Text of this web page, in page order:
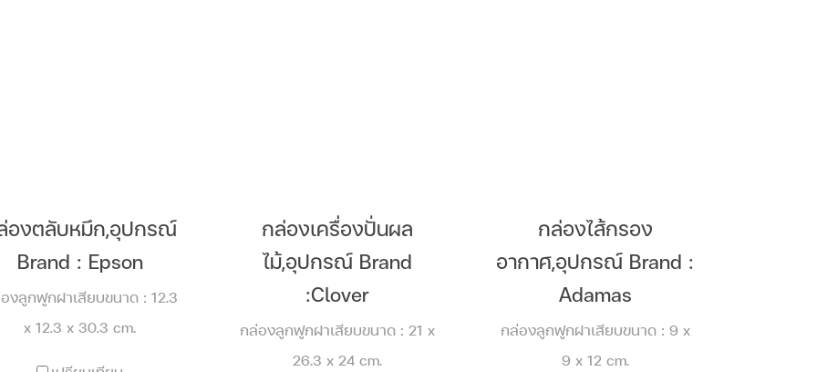
องตลับหมึก,อุปกรณ์
Brand : Epson
งลูกฟูกฝาเสียบขนาด : 12.3
x 12.3 x 30.3 cm.
กล่องเครื่องปั่นผล
ไม้,อุปกรณ์ Brand
:Clover
กล่องลูกฟูกฝาเสียบขนาด : 21 x
26.3 x 24 cm.
กล่องไส้กรอง
อากาศ,อุปกรณ์ Brand :
Adamas
กล่องลูกฟูกฝาเสียบขนาด : 9 x
9 x 12 cm.